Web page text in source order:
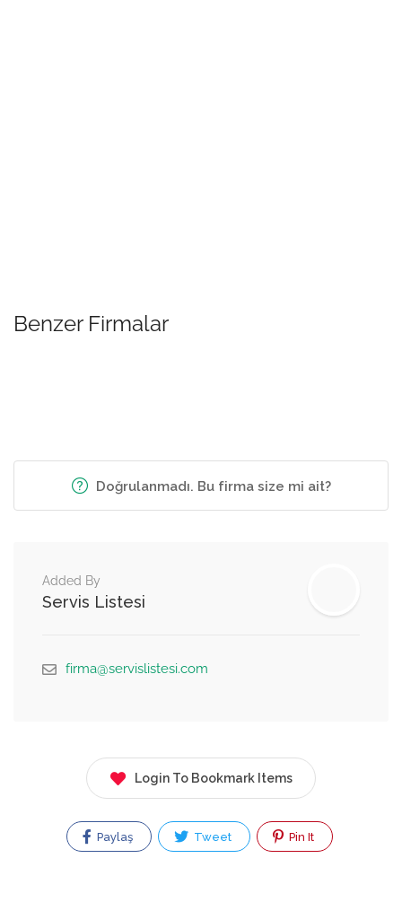
Benzer Firmalar
Doğrulanmadı. Bu firma size mi ait?
Added By
Servis Listesi
firma@servislistesi.com
Login To Bookmark Items
Paylaş Tweet Pin It